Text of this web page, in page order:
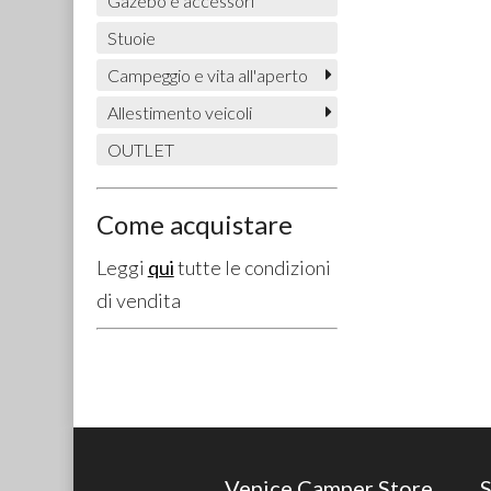
Stuoie
Campeggio e vita all'aperto
Allestimento veicoli
OUTLET
Come acquistare
Leggi quitutte le condizioni
di vendita